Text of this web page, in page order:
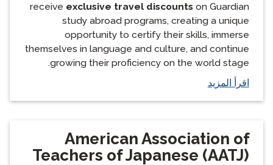
receiveexclusive travel discounts on Guardian
study abroad programs, creating a unique
opportunity to certify their skills, immerse
themselves in language and culture, and continue
growing their proficiency on the world stage.
اقرأ المزيد
American Association of
Teachers of Japanese (AATJ)